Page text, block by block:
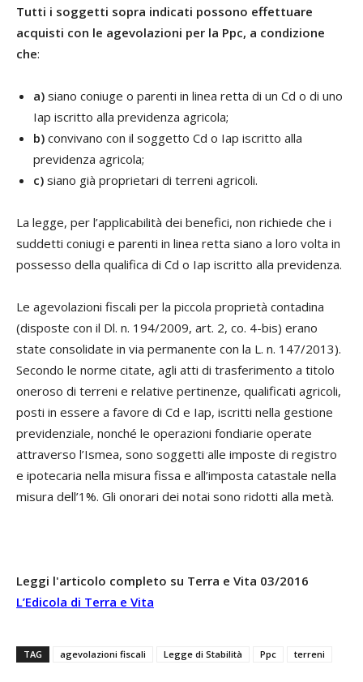
Tutti i soggetti sopra indicati possono effettuare
acquisti con le agevolazioni per la Ppc, a condizione
che:
a) siano coniuge o parenti in linea retta di un Cd o di uno
Iap iscritto alla previdenza agricola;
b) convivano con il soggetto Cd o Iap iscritto alla
previdenza agricola;
c) siano già proprietari di terreni agricoli.
La legge, per l’applicabilità dei benefici, non richiede che i
suddetti coniugi e parenti in linea retta siano a loro volta in
possesso della qualifica di Cd o Iap iscritto alla previdenza.
Le agevolazioni fiscali per la piccola proprietà contadina
(disposte con il Dl. n. 194/2009, art. 2, co. 4-bis) erano
state consolidate in via permanente con la L. n. 147/2013).
Secondo le norme citate, agli atti di trasferimento a titolo
oneroso di terreni e relative pertinenze, qualificati agricoli,
posti in essere a favore di Cd e Iap, iscritti nella gestione
previdenziale, nonché le operazioni fondiarie operate
attraverso l’Ismea, sono soggetti alle imposte di registro
e ipotecaria nella misura fissa e all’imposta catastale nella
misura dell’1%. Gli onorari dei notai sono ridotti alla metà.
Leggi l'articolo completo su Terra e Vita 03/2016
L’Edicola di Terra e Vita
TAG agevolazioni fiscali Legge di Stabilità Ppc terreni